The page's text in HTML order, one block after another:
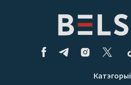
Катэгорыі